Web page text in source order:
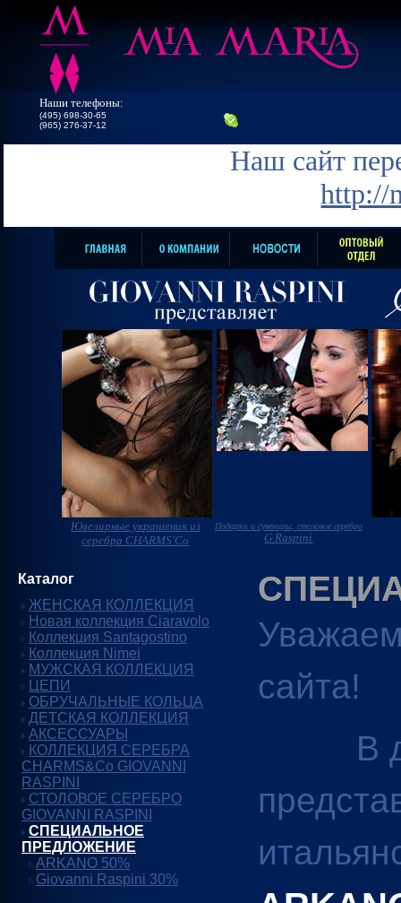
Наши телефоны:
(495) 698-30-65
(965) 276-37-12
Наш сайт
http://
Ювелирные украшения из
серебра CHARMS'Co
Подарки и сувениры, столовое серебро
G.Raspini
Каталог
ЖЕНСКАЯ КОЛЛЕКЦИЯ
Новая коллекция Ciaravolo
Коллекция Santagostino
Коллекция Nimei
МУЖСКАЯ КОЛЛЕКЦИЯ
ЦЕПИ
ОБРУЧАЛЬНЫЕ КОЛЬЦА
ДЕТСКАЯ КОЛЛЕКЦИЯ
АКСЕССУАРЫ
КОЛЛЕКЦИЯ СЕРЕБРА
CHARMS&Co GIOVANNI
RASPINI
СТОЛОВОЕ СЕРЕБРО
GIOVANNI RASPINI
СПЕЦИАЛЬНОЕ
ПРЕДЛОЖЕНИЕ
ARKANO 50%
Giovanni Raspini 30%
сайта!
В